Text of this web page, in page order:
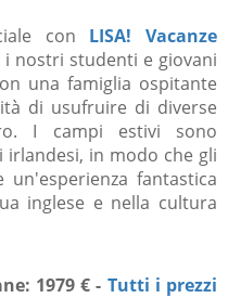
con LISA! Vacanze
i nostri studenti e giovani
una famiglia ospitante
di usufruire di diverse
I campi estivi sono
irlandesi, in modo che gli
fantastica
inglese e nella cultura
1979 € - Tutti i prezzi